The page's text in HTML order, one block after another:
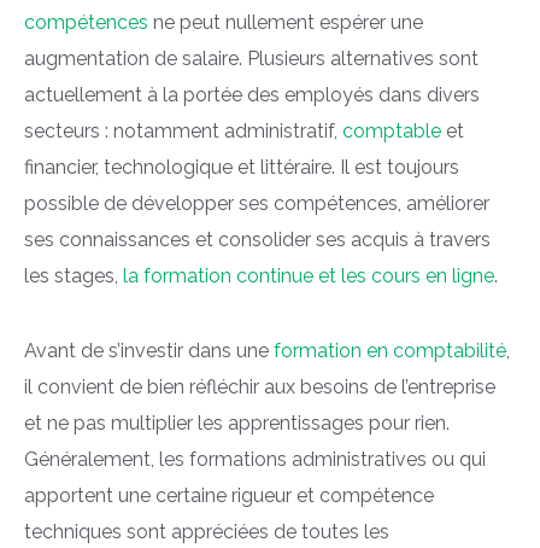
compétences ne peut nullement espérer une
augmentation de salaire. Plusieurs alternatives sont
actuellement à la portée des employés dans divers
secteurs : notamment administratif, comptable et
financier, technologique et littéraire. Il est toujours
possible de développer ses compétences, améliorer
ses connaissances et consolider ses acquis à travers
les stages, la formation continue et les cours en ligne.
Avant de s’investir dans une formation en comptabilité,
il convient de bien réfléchir aux besoins de l’entreprise
et ne pas multiplier les apprentissages pour rien.
Généralement, les formations administratives ou qui
apportent une certaine rigueur et compétence
techniques sont appréciées de toutes les